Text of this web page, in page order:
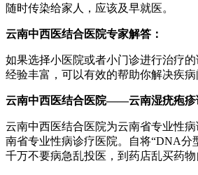
随时传染给家人，应该及早就医。
云南中西医结合医院专家解答：
如果选择小医院或者小门诊进行治疗
经验丰富，可以有效的帮助你解决疾病
云南中西医结合医院——云南湿疣疱疹
云南中西医结合医院为云南省专业性
南省专业性病诊疗医院。自将“DNA分
千万不要病急乱投医，到药店乱买药